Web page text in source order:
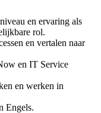
en ervaring als
rol.
en vertalen naar
en IT Service
en werken in
Engels.